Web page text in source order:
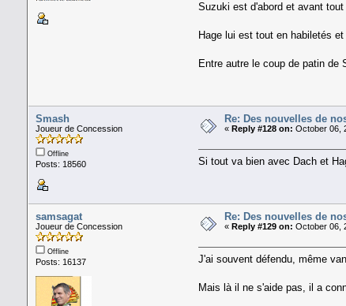
Suzuki est d'abord et avant
Hage lui est tout en habiletés
Entre autre le coup de patin de
Smash
Joueur de Concession
Offline
Posts: 18560
Re: Des nouvelles de
« Reply #128 on: October 06,
Si tout va bien avec Dach et
samsagat
Joueur de Concession
Offline
Posts: 16137
Re: Des nouvelles de
« Reply #129 on: October 06,
J'ai souvent défendu, même
Mais là il ne s'aide pas, il a